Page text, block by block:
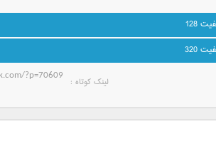
128
320
لینک کوتاه‌ :